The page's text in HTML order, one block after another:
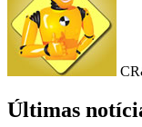
Últimas